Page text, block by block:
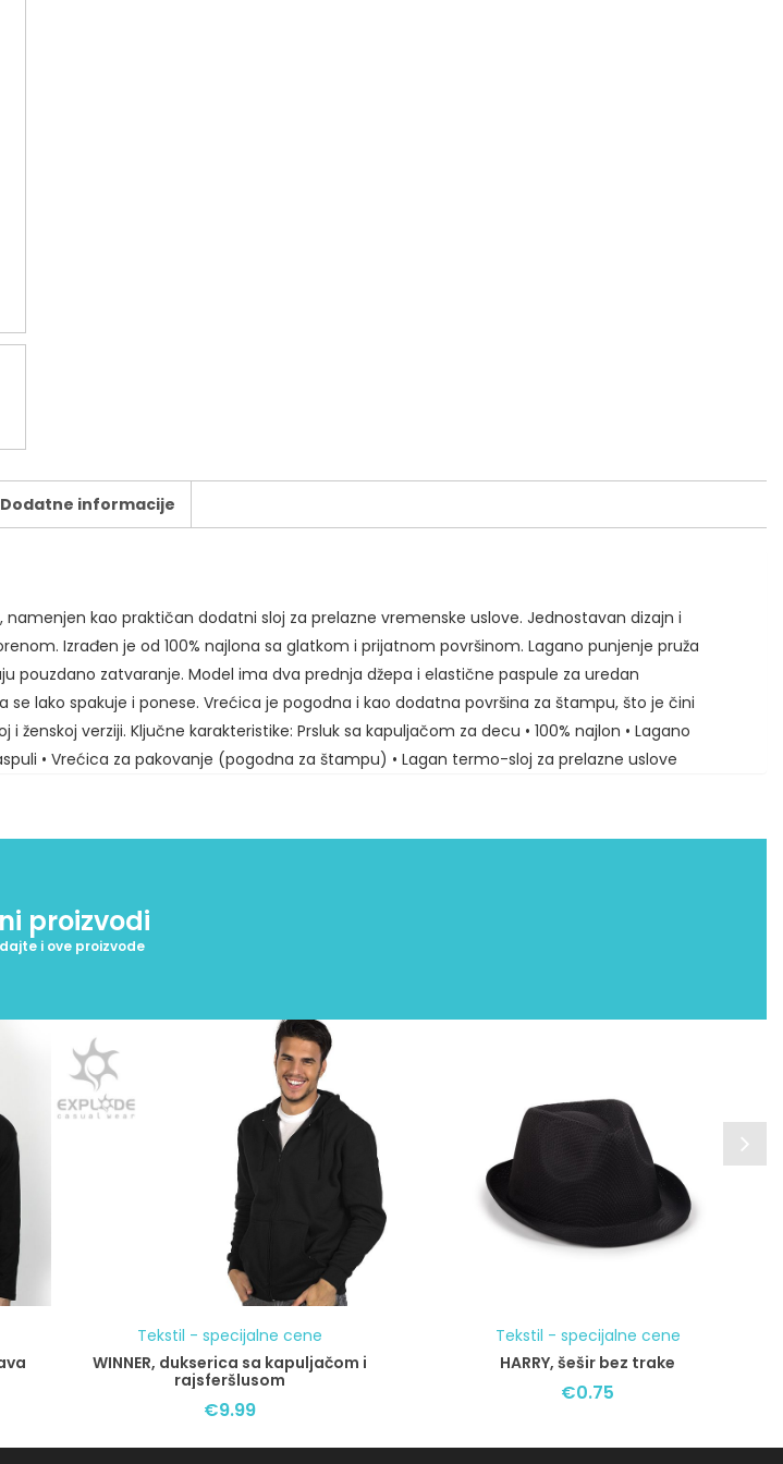
štampe:
Tip
štampe:
Broj
pozicija
štampe:
Dodatni
Maksimalni
dozvoljeni
broj
karaktera:
Dodatne informacije
namenjen kao praktičan dodatni sloj za prelazne vremenske uslove. Jednostavan dizajn i
Izrađen je od 100% najlona sa glatkom i prijatnom površinom. Lagano punjenje pruža
zatvaranje. Model ima dva prednja džepa i elastične paspule za uredan
lako spakuje i ponese. Vrećica je pogodna i kao dodatna površina za štampu, što je čini
verziji. Ključne karakteristike: Prsluk sa kapuljačom za decu • 100% najlon • Lagano
• Vrećica za pakovanje (pogodna za štampu) • Lagan termo-sloj za prelazne uslove
proizvodi
i ove proizvode
Tekstil - specijalne cene
WINNER, dukserica sa kapuljačom i
rajsferšlusom
€9.99
Tekstil - specijalne cene
HARRY, šešir bez trake
€0.75